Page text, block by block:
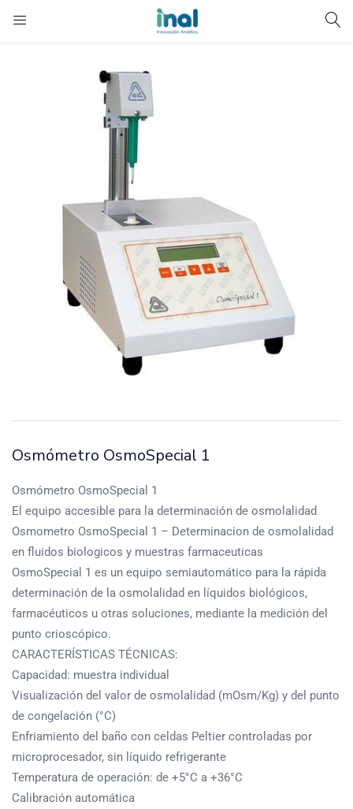
Osmómetro OsmoSpecial 1
Osmómetro OsmoSpecial 1
El equipo accesible para la determinación de osmolalidad
Osmometro OsmoSpecial 1 – Determinacion de osmolalidad
en fluidos biologicos y muestras farmaceuticas
OsmoSpecial 1 es un equipo semiautomático para la rápida
determinación de la osmolalidad en líquidos biológicos,
farmacéuticos u otras soluciones, mediante la medición del
punto crioscópico.
CARACTERÍSTICAS TÉCNICAS:
Capacidad: muestra individual
Visualización del valor de osmolalidad (mOsm/Kg) y del punto
de congelación (°C)
Enfriamiento del baño con celdas Peltier controladas por
microprocesador, sin líquido refrigerante
Temperatura de operación: de +5°C a +36°C
Calibración automática